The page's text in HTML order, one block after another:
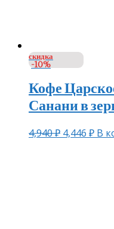
скидка
-10%
Кофе
Санани в
4,940₽ 4,446 ₽ В